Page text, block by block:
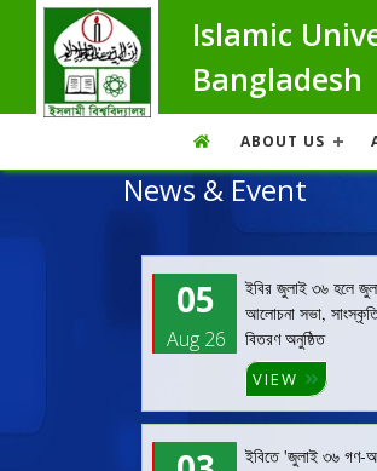
Islamic
Bangladesh
ABOUT US
News & Event
05
Aug 26
ইবির জুলাই ৩৬ হলে
আলোচনা সভা,
বিতরণ অনুষ্ঠিত
VIEW
ইবিতে 'জুলাই ৩৬ গণ-